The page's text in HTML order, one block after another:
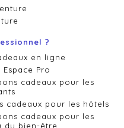
?
en ligne
Pro
cadeaux pour les
cadeaux pour les hôtels
cadeaux pour les
du bien-être